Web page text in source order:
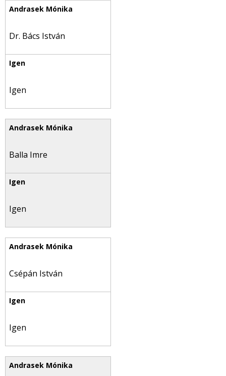
Dr. Bács István
Igen
Balla Imre
Igen
Csépán István
Igen